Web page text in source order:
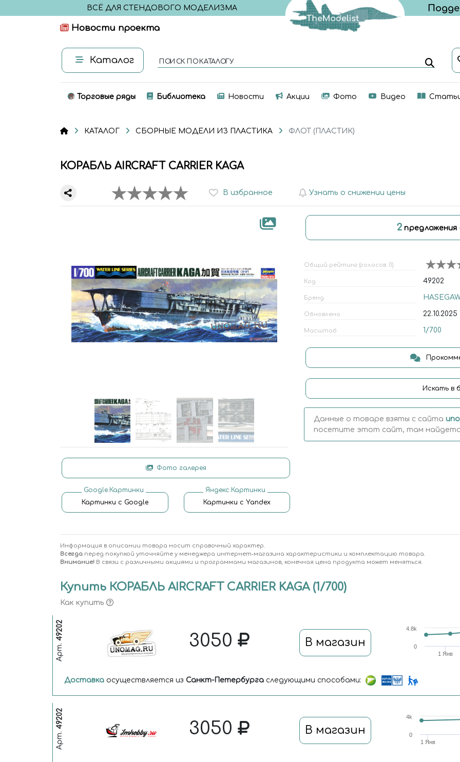
ВСЁ ДЛЯ СТЕНДОВОГО МОДЕЛИЗМА
Новости проекта
Каталог ПОИСК ПО КАТАЛОГУ
Торговые ряды Библиотека Новости Акции Фото Видео
КАТАЛОГ СБОРНЫЕ МОДЕЛИ ИЗ ПЛАСТИКА ФЛОТ (ПЛАСТИК)
КОРАБЛЬ AIRCRAFT CARRIER KAGA
В избранное Узнать о снижении цены
Фото галерея
Google.Картинки
Картинки с Google
Яндекс.Картинки
Картинки с Yandex
2
Общий рейтинг (голосов: 0)
Код 49202
Бренд
Обновлено 22.10.2025
Масштаб 1/700
Искать в
Данные о товаре взяты с сайта
посетите этот сайт, там
Информация в описании товара носит справочный характер.
Всегда перед покупкой уточняйте у менеджера интернет-магазина характеристики и комплектацию товара.
Внимание! В связи с различными акциями и программами магазинов, конечная цена продукта может меняться.
Купить КОРАБЛЬ AIRCRAFT CARRIER KAGA (1/700)
Как купить
Арт.
49202 3050 В магазин
1 Янв
0
4.8k
Доставка осуществляется из Санкт-Петербурга следующими способами:
Арт.
49202 3050 В магазин
1 Янв
0
4k